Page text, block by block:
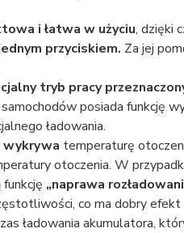
i łatwa w użyciu, dzięki
przyciskiem. Za jej
tryb pracy
posiada funkcję
ładowania.
wykrywa temperaturę
otoczenia. W
„naprawa
co ma dobry
ładowania akumulatora,